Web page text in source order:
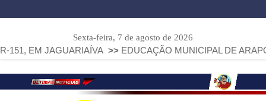
Sexta-feira, 7 de agosto de 2026
>> EDUCAÇÃO MUNICIPAL DE ARAPOTI